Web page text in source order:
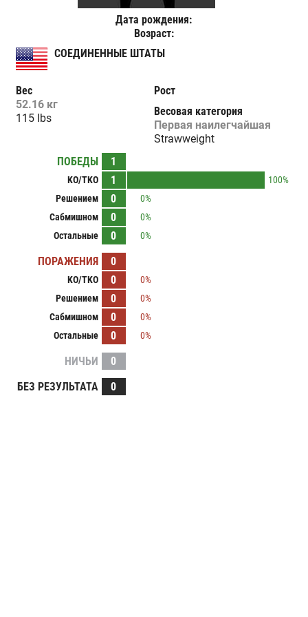
Дата рождения:
Возраст:
СОЕДИНЕННЫЕ ШТАТЫ
Вес
52.16 кг
115 lbs
Рост
Весовая категория
Первая наилегчайшая
Strawweight
ПОБЕДЫ
1
KO/TKO 1
100%
Решением
0
0%
Сабмишном
0
0%
Остальные
0 0%
ПОРАЖЕНИЯ 0
KO/TKO 0
0%
Решением
0
0%
Сабмишном
0
0%
Остальные
0 0%
НИЧЬИ
0
БЕЗ РЕЗУЛЬТАТА
0